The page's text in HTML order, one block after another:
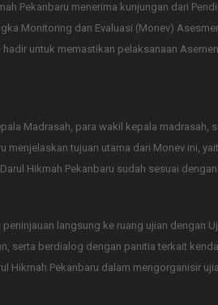
Pekanbaru menerima kunjungan dari
Monitoring dan Evaluasi (Monev)
untuk memastikan pelaksanaan
Madrasah, para wakil kepala madrasah,
menjelaskan tujuan utama dari Monev ini,
Hikmah Pekanbaru sudah sesuai
langsung ke ruang ujian dengan
serta berdialog dengan panitia terkait
Hikmah Pekanbaru dalam mengorganisir